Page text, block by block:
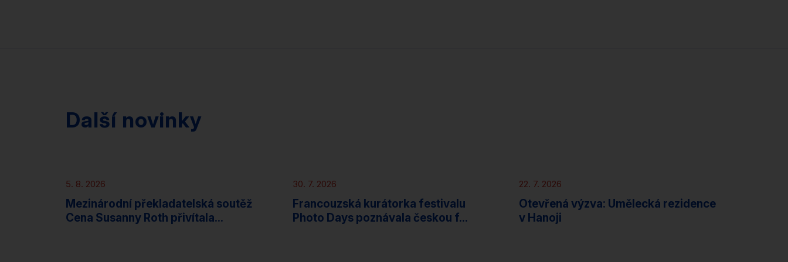
Další novinky
5. 8. 2026
Mezinárodní překladatelská soutěž
Cena Susanny Roth přivítala...
30. 7. 2026
Francouzská kurátorka festivalu
Photo Days poznávala českou f...
22. 7. 2026
Otevřená výzva: Umělecká rezidence
v Hanoji